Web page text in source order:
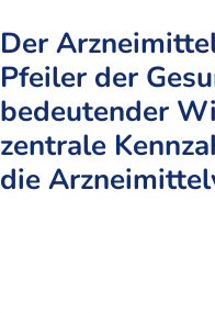
Der
Pfeiler der
bedeutender
zentrale
die